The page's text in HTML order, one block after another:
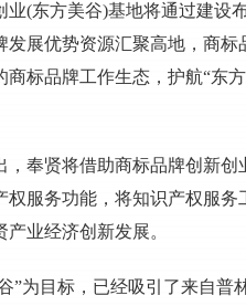
(东方美谷)基地将通过建设
展优势资源汇聚高地，商
标品牌工作生态，护航“东
，奉贤将借助商标品牌创新
服务功能，将知识产权服
业经济创新发展。
”为目标，已经吸引了来自